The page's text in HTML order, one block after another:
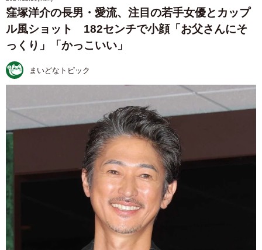
窪塚洋介の長男・愛流、注目の若手女優とカップ
ル風ショット 182センチで小顔「お父さんにそ
っくり」「かっこいい」
まいどなトピック